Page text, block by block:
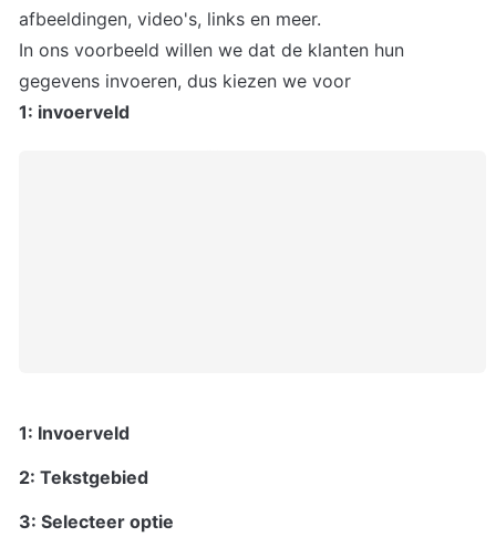
afbeeldingen, video's, links en meer.
In ons voorbeeld willen we dat de klanten hun
1: Invoerveld
2: Tekstgebied
3: Selecteer optie